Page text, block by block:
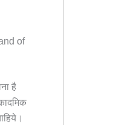
of
है